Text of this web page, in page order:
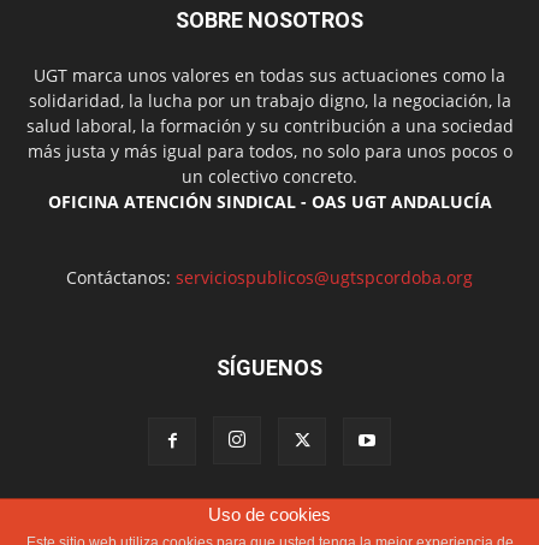
SOBRE NOSOTROS
UGT marca unos valores en todas sus actuaciones como la
solidaridad, la lucha por un trabajo digno, la negociación, la
salud laboral, la formación y su contribución a una sociedad
más justa y más igual para todos, no solo para unos pocos o
un colectivo concreto.
OFICINA ATENCIÓN SINDICAL - OAS UGT ANDALUCÍA
Contáctanos: serviciospublicos@ugtspcordoba.org
SÍGUENOS
Uso de cookies